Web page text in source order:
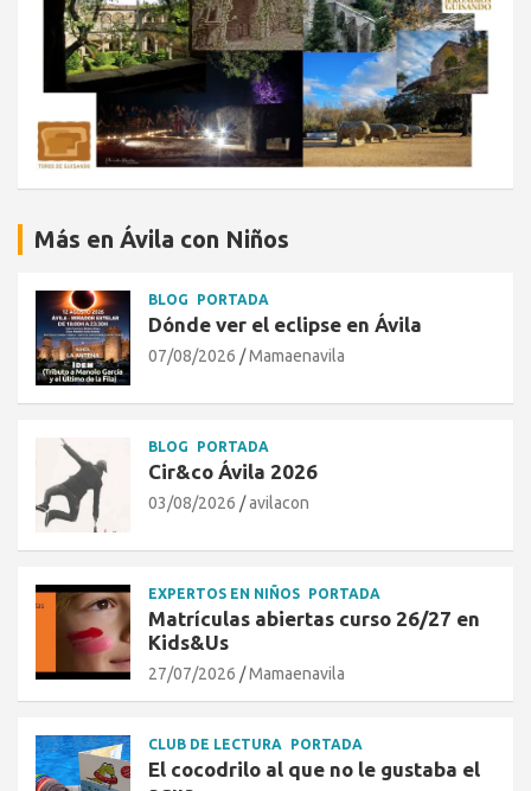
Más en Ávila con Niños
BLOG PORTADA
Dónde ver el eclipse en Ávila
07/08/2026 Mamaenavila
BLOG PORTADA
Cir&co Ávila 2026
03/08/2026 avilacon
EXPERTOS EN NIÑOS PORTADA
Matrículas abiertas curso 26/27 en
Kids&Us
27/07/2026 Mamaenavila
CLUB DE LECTURA PORTADA
El cocodrilo al que no le gustaba el